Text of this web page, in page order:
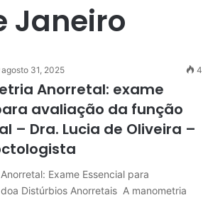
Janeiro
agosto 31, 2025 4
Anorretal: exame
avaliação da função
– Dra. Lucia de Oliveira –
Exame Essencial para
Distúrbios Anorretais A manometria